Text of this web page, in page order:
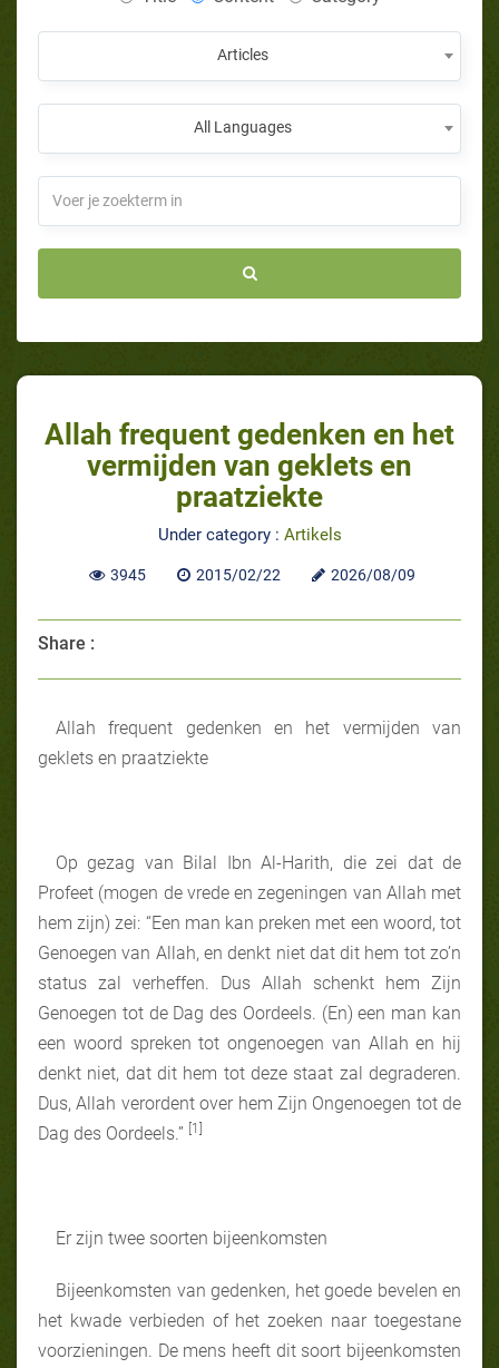
Articles
All Languages
Allah frequent gedenken en het
vermijden van geklets en
praatziekte
Under category : Artikels
3945 2015/02/22 2026/08/09
Share :
Allah frequent gedenken en het vermijden van
geklets en praatziekte
Op gezag van Bilal Ibn Al-Harith, die zei dat de
Profeet (mogen de vrede en zegeningen van Allah met
hem zijn) zei: “Een man kan preken met een woord, tot
Genoegen van Allah, en denkt niet dat dit hem tot zo’n
status zal verheffen. Dus Allah schenkt hem Zijn
Genoegen tot de Dag des Oordeels. (En) een man kan
een woord spreken tot ongenoegen van Allah en hij
denkt niet, dat dit hem tot deze staat zal degraderen.
Dus, Allah verordent over hem Zijn Ongenoegen tot de
Dag des Oordeels.” [1]
Er zijn twee soorten bijeenkomsten
Bijeenkomsten van gedenken, het goede bevelen en
het kwade verbieden of het zoeken naar toegestane
voorzieningen. De mens heeft dit soort bijeenkomsten